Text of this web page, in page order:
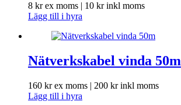
8 krex moms | 10 krinkl moms
Lägg till i hyra
Nätverkskabel vinda 50m
160 krex moms | 200 krinkl moms
Lägg till i hyra